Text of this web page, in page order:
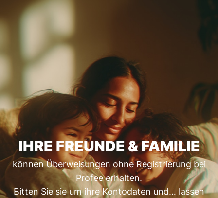
IHRE FREUNDE & FAMILIE
können Überweisungen ohne Registrierung bei
Profee erhalten.
Bitten Sie sie um ihre Kontodaten und… lassen